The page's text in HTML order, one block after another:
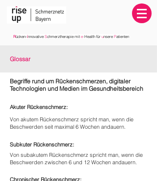
Rücken-innovative Schmerztherapie mit e-Health für unsere Patienten
Begriffe rund um Rückenschmerzen, digitaler
Technologien und Medien im Gesundheitsbereich
Akuter Rückenschmerz:
Von akutem Rückenschmerz spricht man, wenn die
Beschwerden seit maximal 6 Wochen andauern.
Von subakutem Rückenschmerz spricht man, wenn die
Beschwerden zwischen 6 und 12 Wochen andauern.
Chronischer Rückenschmerz:
Subkuter Rückenschmerz:
Glossar